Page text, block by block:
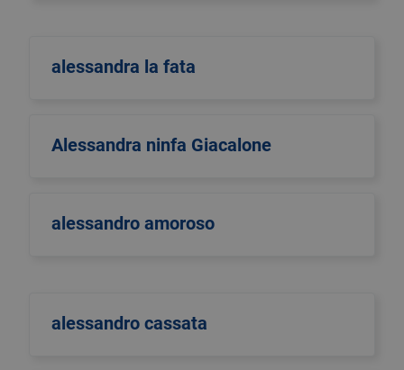
alessandra la fata
Alessandra ninfa Giacalone
alessandro amoroso
alessandro cassata